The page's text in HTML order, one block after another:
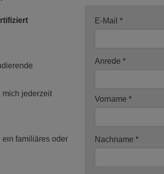
mich jederzeit
ein familiäres oder
E-Mail
Anrede
Vorname
Nachname